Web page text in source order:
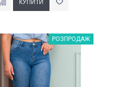
Наклейки Варіант з %РОЗПРОДАЖ